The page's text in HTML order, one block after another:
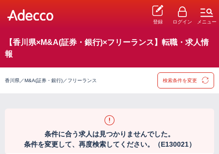
登録 ログイン メニュー
【香川県×M&A(証券・銀行)×フリーランス】転職・求人情
報
香川県／M&A(証券・銀行)／フリーランス 検索条件を変更
条件に合う求人は見つかりませんでした。
条件を変更して、再度検索してください。（E130021）